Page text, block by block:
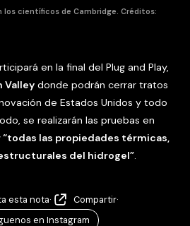
los científicos de Cambridge. Créditos:
en la final del Plug and Play,
Valley donde podrán cerrar tratos
de Estados Unidos y todo
se realizarán las pruebas en
“todas las propiedades térmicas,
del hidrogel”.
esta nota· Compartir·
en Instagram